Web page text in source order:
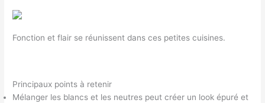
Fonction et flair se réunissent dans ces petites cuisines.
Principaux points à retenir
Mélanger les blancs et les neutres peut créer un look épuré et